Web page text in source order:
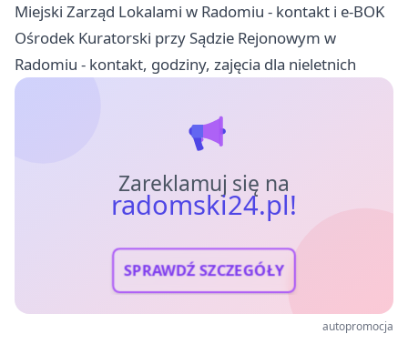
Miejski Zarząd Lokalami w Radomiu - kontakt i e-BOK
Ośrodek Kuratorski przy Sądzie Rejonowym w
Radomiu - kontakt, godziny, zajęcia dla nieletnich
Zareklamuj się na
radomski24.pl!
SPRAWDŹ SZCZEGÓŁY
autopromocja